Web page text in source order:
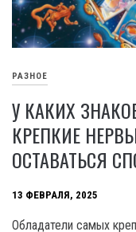
РАЗНОЕ
У КАКИХ
КРЕПКИЕ
ОСТАВАТЬСЯ
13 ФЕВРАЛЯ, 2025
Обладатели самых